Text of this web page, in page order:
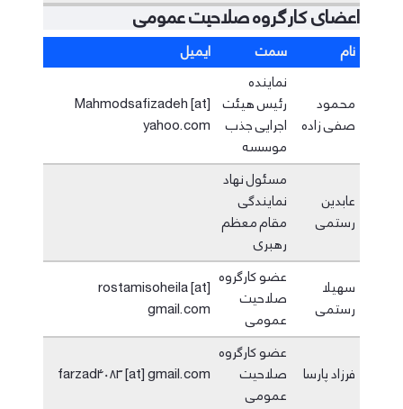
اعضای کارگروه صلاحیت عمومی
نام سمت ایمیل
محمود
صفی زاده
نماینده
رئیس هیئت
اجرایی جذب
موسسه
Mahmodsafizadeh [at]
yahoo.com
عابدین
رستمی
مسئول نهاد
نمایندگی
مقام معظم
رهبری
سهیلا
رستمی
عضو کارگروه
صلاحیت
عمومی
rostamisoheila [at]
gmail.com
فرزاد پارسا
عضو کارگروه
صلاحیت
عمومی
farzad4083 [at] gmail.com